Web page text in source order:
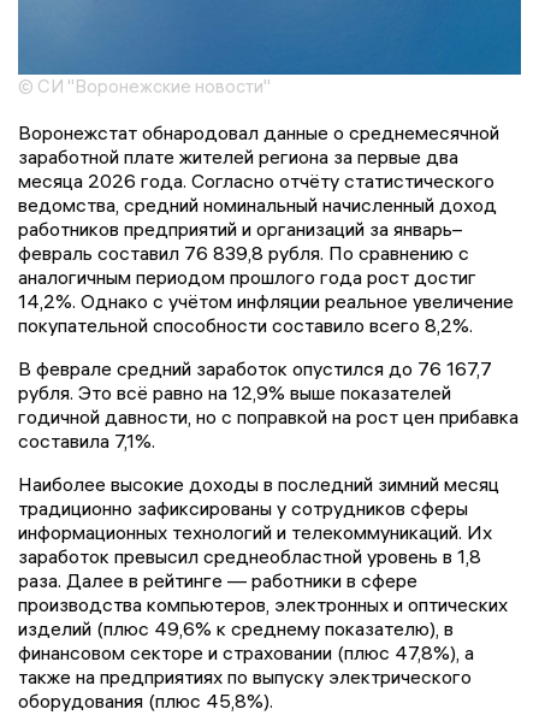
© СИ "Воронежские новости"
Воронежстат обнародовал данные о среднемесячной
заработной плате жителей региона за первые два
месяца 2026 года. Согласно отчёту статистического
ведомства, средний номинальный начисленный доход
работников предприятий и организаций за январь–
февраль составил 76 839,8 рубля. По сравнению с
аналогичным периодом прошлого года рост достиг
14,2%. Однако с учётом инфляции реальное увеличение
покупательной способности составило всего 8,2%.
В феврале средний заработок опустился до 76 167,7
рубля. Это всё равно на 12,9% выше показателей
годичной давности, но с поправкой на рост цен прибавка
составила 7,1%.
Наиболее высокие доходы в последний зимний месяц
традиционно зафиксированы у сотрудников сферы
информационных технологий и телекоммуникаций. Их
заработок превысил среднеобластной уровень в 1,8
раза. Далее в рейтинге — работники в сфере
производства компьютеров, электронных и оптических
изделий (плюс 49,6% к среднему показателю), в
финансовом секторе и страховании (плюс 47,8%), а
также на предприятиях по выпуску электрического
оборудования (плюс 45,8%).